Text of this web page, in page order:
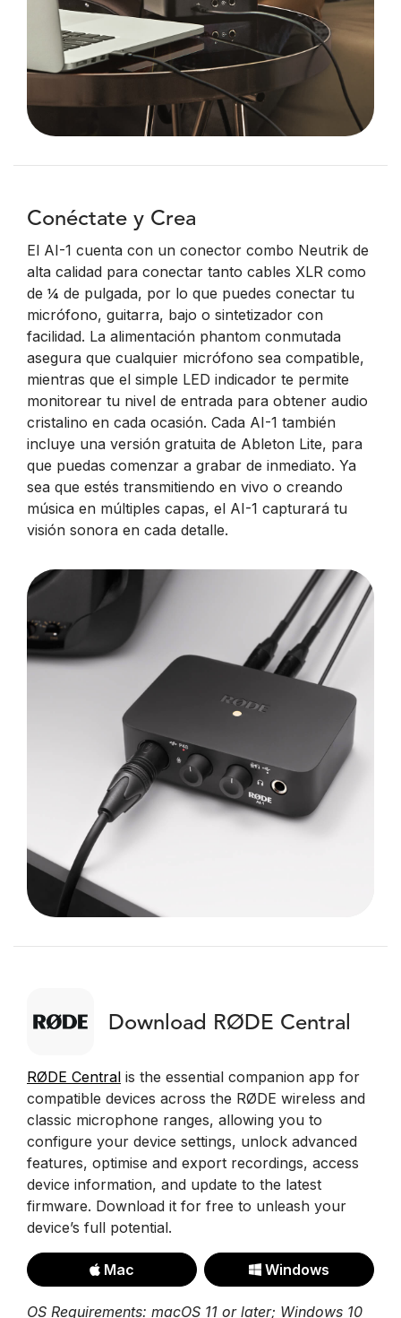
Conéctate y Crea
El AI-1 cuenta con un conector combo Neutrik de
alta calidad para conectar tanto cables XLR como
de ¼ de pulgada, por lo que puedes conectar tu
micrófono, guitarra, bajo o sintetizador con
facilidad. La alimentación phantom conmutada
asegura que cualquier micrófono sea compatible,
mientras que el simple LED indicador te permite
monitorear tu nivel de entrada para obtener audio
cristalino en cada ocasión. Cada AI-1 también
incluye una versión gratuita de Ableton Lite, para
que puedas comenzar a grabar de inmediato. Ya
sea que estés transmitiendo en vivo o creando
música en múltiples capas, el AI-1 capturará tu
visión sonora en cada detalle.
Download RØDE Central
RØDE Central is the essential companion app for
compatible devices across the RØDE wireless and
classic microphone ranges, allowing you to
configure your device settings, unlock advanced
features, optimise and export recordings, access
device information, and update to the latest
firmware. Download it for free to unleash your
device’s full potential.
Mac Windows
OS Requirements: macOS 11 or later; Windows 10